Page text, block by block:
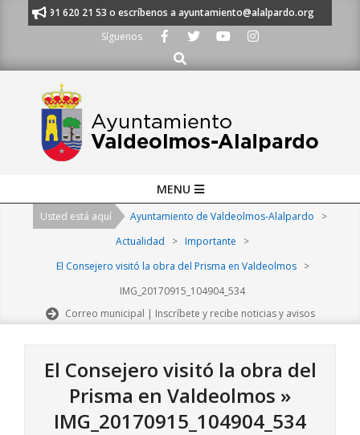
al 91 620 21 53 o escríbenos a ayuntamiento@alalpardo.org
Síguenos
Buscar
Navigation
MENU
Usted está aquí Ayuntamiento de Valdeolmos-Alalpardo
>
Actualidad
> Importante
>
El Consejero visitó la obra del Prisma en Valdeolmos
>
IMG_20170915_104904_534
Correo municipal | Inscríbete y recibe noticias y avisos
El Consejero visitó la obra del
Prisma en Valdeolmos »
IMG_20170915_104904_534